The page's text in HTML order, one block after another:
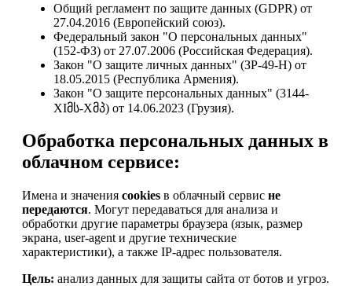
Общий регламент по защите данных (GDPR) от
27.04.2016 (Европейский союз).
Федеральный закон "О персональных данных"
(152-ФЗ) от 27.07.2006 (Российская Федерация).
Закон "О защите личных данных" (ЗР-49-Н) от
18.05.2015 (Республика Армения).
Закон "О защите персональных данных" (3144-
XIმს-Xმპ) от 14.06.2023 (Грузия).
Обработка персональных данных в
облачном сервисе:
Имена и значения cookies в облачный сервис не
передаются. Могут передаваться для анализа и
обработки другие параметры браузера (язык, размер
экрана, user-agent и другие технические
характеристики), а также IP-адрес пользователя.
Цель: анализ данных для защиты сайта от ботов и угроз.